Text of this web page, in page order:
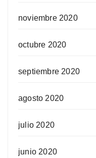
noviembre 2020
octubre 2020
septiembre 2020
agosto 2020
julio 2020
junio 2020